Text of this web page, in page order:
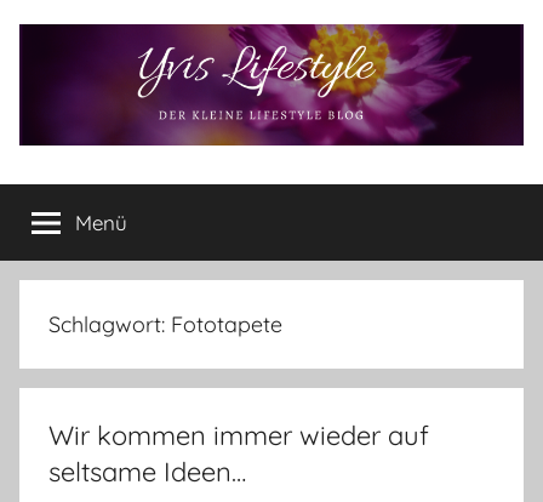
Yvis
Lifestyle
Lifestyle
Blog
–
Lifestyle,
Produkttests
vieles
Menü
Schlagwort: Fototapete
Wir kommen immer wieder auf
seltsame Ideen…